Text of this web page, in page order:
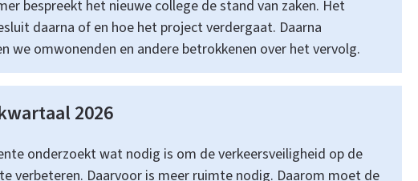
s
e
x
t
r
bespreekt het nieuwe college de stand van zaken. Het
daarna of en hoe het project verdergaat. Daarna
we omwonenden en andere betrokkenen over het vervolg.
2026
onderzoekt wat nodig is om de verkeersveiligheid op de
verbeteren. Daarvoor is meer ruimte nodig. Daarom moet de